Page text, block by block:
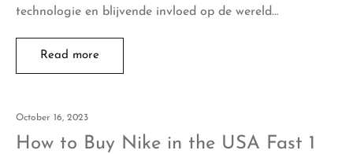
technologie en blijvende invloed op de wereld…
Read more
October 16, 2023
How to Buy Nike in the USA Fast 1